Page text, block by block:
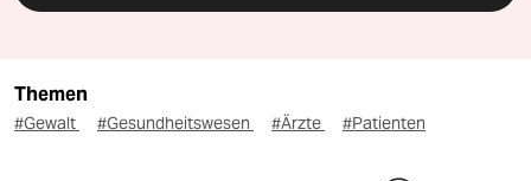
Themen
#Gewalt #Gesundheitswesen #Ärzte #Patienten